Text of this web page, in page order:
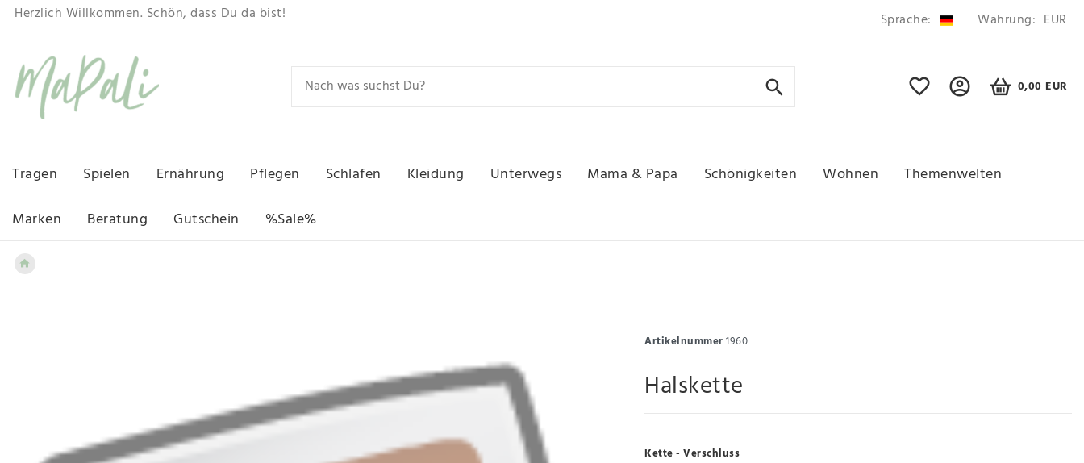
Herzlich Willkommen. Schön, dass Du da bist! Sprache: Währung: EUR
0,00 EUR
Tragen Spielen Ernährung Pflegen Schlafen Kleidung Unterwegs Mama & Papa Schönigkeiten Wohnen
Themenwelten
Marken
Beratung Gutschein %Sale%
Artikelnummer1960
Halskette
Kette - Verschluss